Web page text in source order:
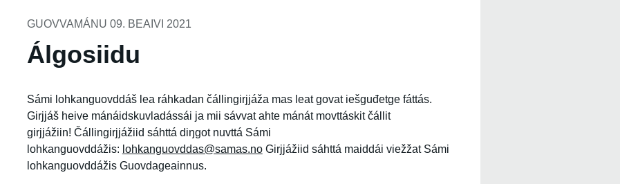
GUOVVAMÁNU 09. BEAIVI 2021
Álgosiidu
Sámi lohkanguovddáš lea ráhkadan čállingirjjáža mas leat govat iešguđetge fáttás.
Girjjáš heive mánáidskuvladássái ja mii sávvat ahte mánát movttáskit čállit
girjjážiin! Čállingirjjážiid sáhttá diŋgot nuvttá Sámi
lohkanguovddážis: lohkanguovddas@samas.noGirjjážiid sáhttá maiddái viežžat Sámi
lohkanguovddážis Guovdageainnus.